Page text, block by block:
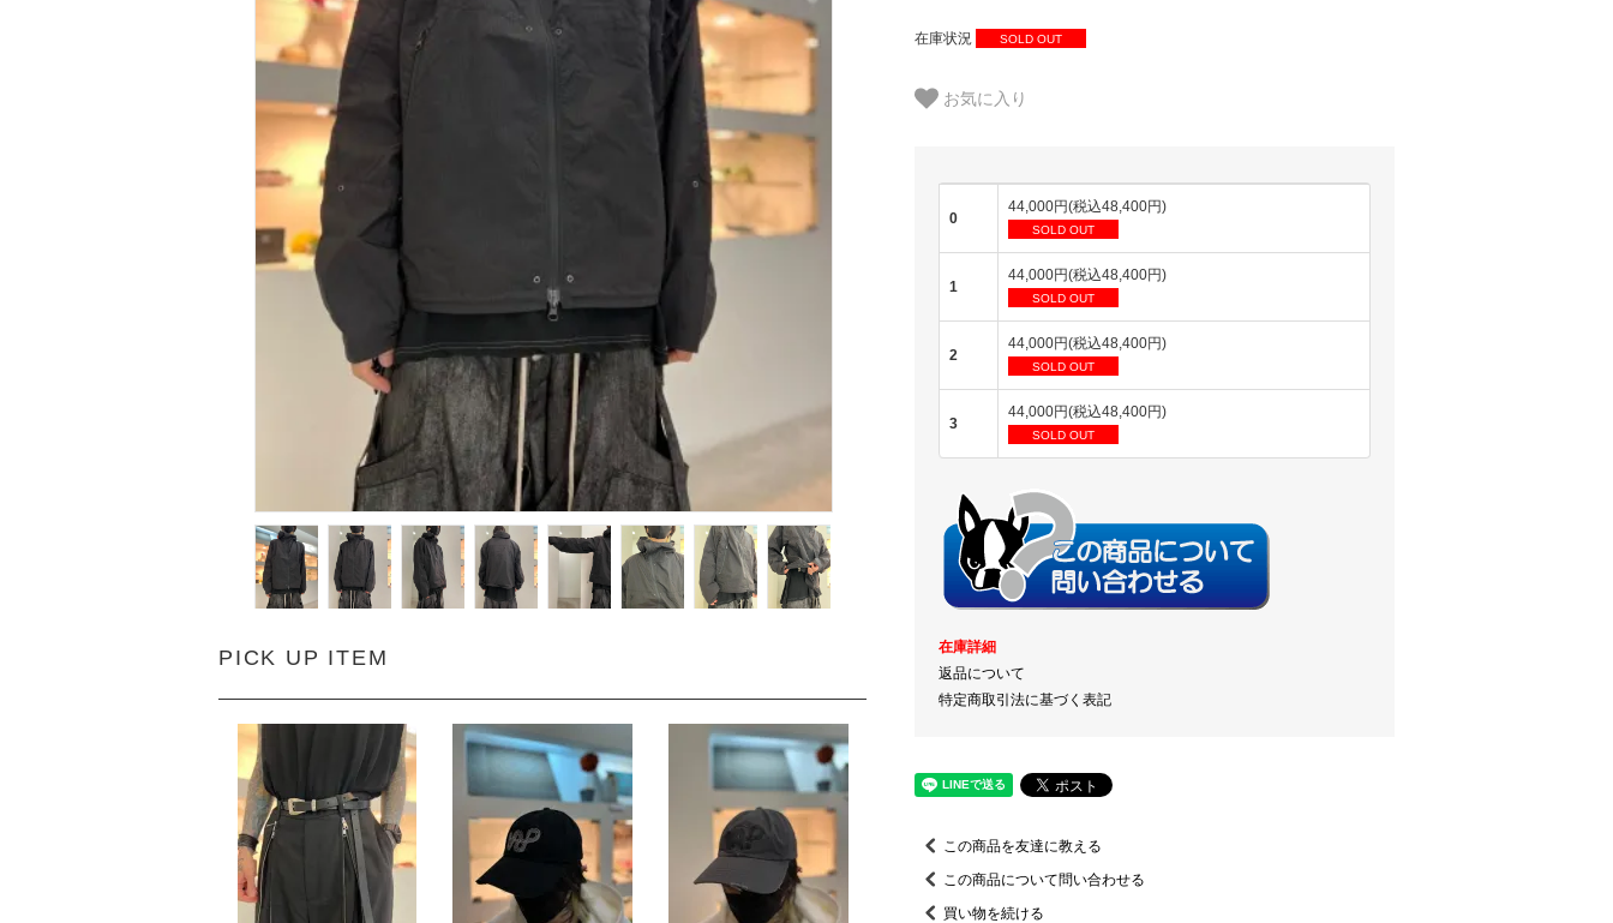
PICK UP ITEM
在庫状況 SOLD OUT
お気に入り
0
44,000円(税込48,400円)
SOLD OUT
1
44,000円(税込48,400円)
SOLD OUT
2
44,000円(税込48,400円)
SOLD OUT
3
44,000円(税込48,400円)
SOLD OUT
在庫詳細
返品について
特定商取引法に基づく表記
この商品を友達に教える
この商品について問い合わせる
買い物を続ける